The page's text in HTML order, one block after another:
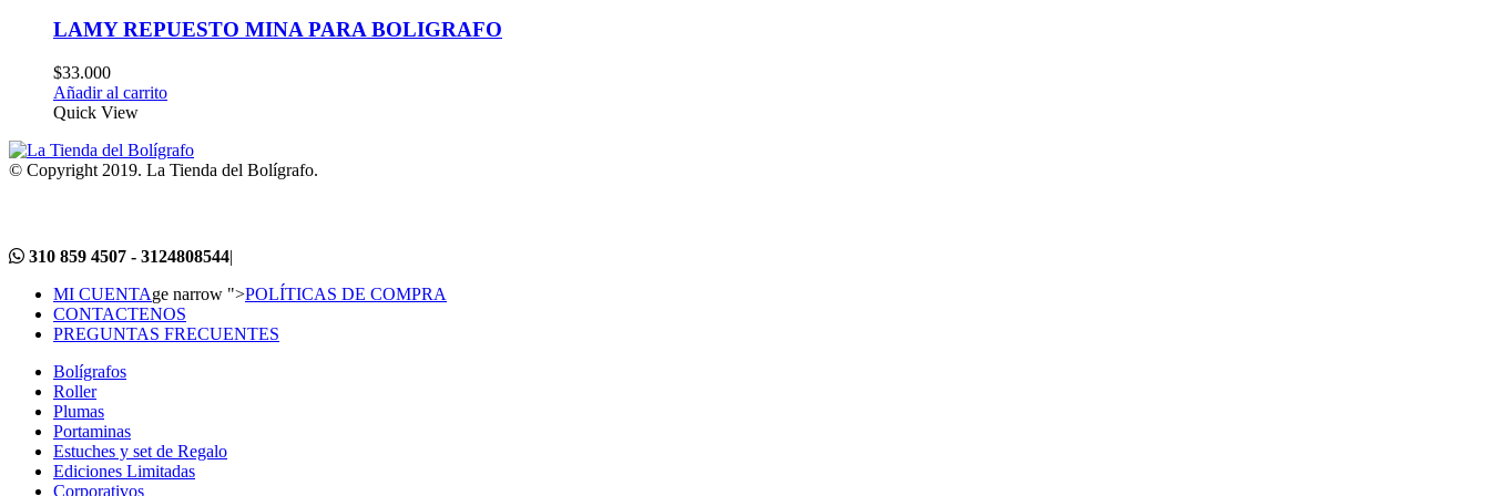
LAMY REPUESTO MINA PARA BOLIGRAFO
$33.000
Añadir al carrito
Quick View
© Copyright 2019. La Tienda del Bolígrafo.
310 859 4507 - 3124808544|
MI CUENTAge narrow ">POLÍTICAS DE COMPRA
CONTACTENOS
PREGUNTAS FRECUENTES
Bolígrafos
Roller
Plumas
Portaminas
Estuches y set de Regalo
Ediciones Limitadas
Corporativos